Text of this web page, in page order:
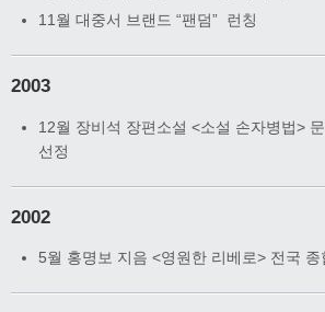
11월 대중서 브랜드 “팬덤” 런칭
2003
12월 장비석 장편소설 <소설 손자병법>
선정
2002
5월 홍명보 지음 <영원한 리베로> 전국 종